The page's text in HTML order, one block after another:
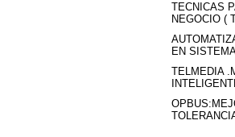
TECNICAS
NEGOCIO (
EN
TELMEDIA